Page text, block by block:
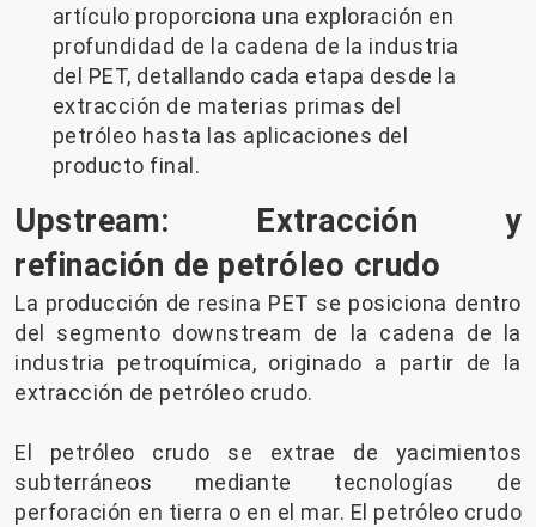
artículo proporciona una exploración en
profundidad de la cadena de la industria
del PET, detallando cada etapa desde la
extracción de materias primas del
petróleo hasta las aplicaciones del
producto final.
Upstream: Extracción y
refinación de petróleo crudo
La producción de resina PET se posiciona dentro
del segmento downstream de la cadena de la
industria petroquímica, originado a partir de la
extracción de petróleo crudo.
El petróleo crudo se extrae de yacimientos
subterráneos mediante tecnologías de
perforación en tierra o en el mar. El petróleo crudo